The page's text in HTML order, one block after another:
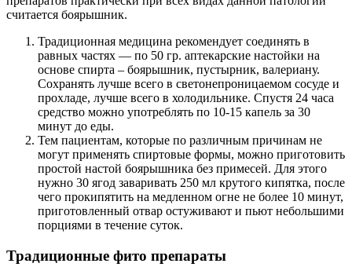
считается боярышник.
Традиционная медицина рекомендует соединять в
равных частях — по 50 гр. аптекарские настойки на
основе спирта – боярышник, пустырник, валериану.
Сохранять лучше всего в светонепроницаемом сосуде и
прохладе, лучше всего в холодильнике. Спустя 24 часа
средство можно употреблять по 10-15 капель за 30
минут до еды.
Тем пациентам, которые по различным причинам не
могут применять спиртовые формы, можно приготовить
простой настой боярышника без примесей. Для этого
нужно 30 ягод заваривать 250 мл крутого кипятка, после
чего прокипятить на медленном огне не более 10 минут,
приготовленный отвар остуживают и пьют небольшими
порциями в течение суток.
Традиционные фито препараты